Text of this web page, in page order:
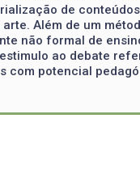
de
Além de um
não formal de
ao debate
com potencial